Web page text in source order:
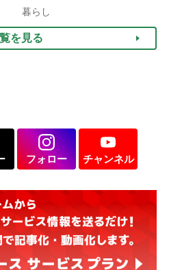
10年以上続くことも…3つ
みよう」【社会福祉士解
説】
暮らし
を見る
フォロー チャンネル